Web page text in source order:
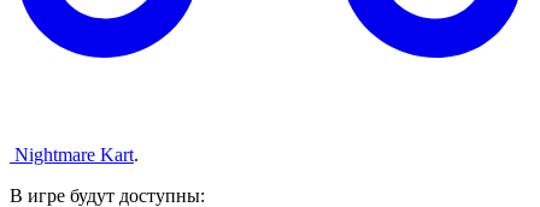
Nightmare Kart.
В игре будут доступны: